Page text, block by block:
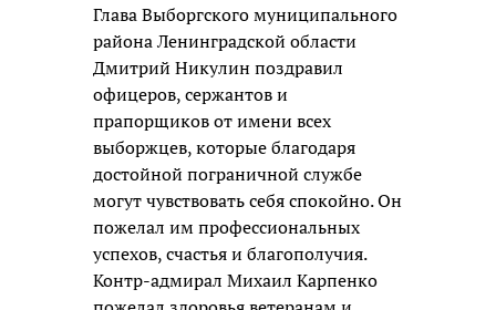
Глава Выборгского муниципального
района Ленинградской области
Дмитрий Никулин поздравил
офицеров, сержантов и
прапорщиков от имени всех
выборжцев, которые благодаря
достойной пограничной службе
могут чувствовать себя спокойно. Он
пожелал им профессиональных
успехов, счастья и благополучия.
Контр-адмирал Михаил Карпенко